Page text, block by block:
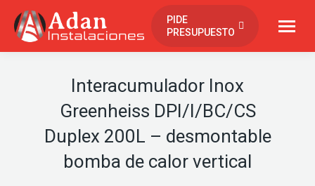
contenido
PIDE
PRESUPUESTO
Interacumulador Inox
Greenheiss DPI/I/BC/CS
Duplex 200L – desmontable
bomba de calor vertical